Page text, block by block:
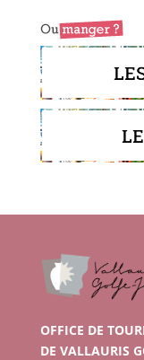
OFFICE DE
DE VALLAURIS